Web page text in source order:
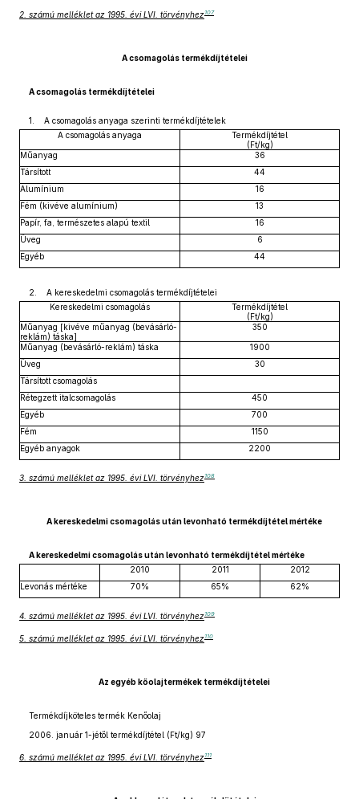
2. számú melléklet az 1995. évi LVI. törvényhez107
A csomagolás termékdíjtételei
A csomagolás termékdíjtételei
1. A csomagolás anyaga szerinti termékdíjtételek
A csomagolás anyaga
Termékdíjtétel
(Ft/kg)
Műanyag
36
Társított
44
Alumínium
16
Fém (kivéve alumínium)
13
Papír, fa, természetes alapú textil
16
Üveg
6
Egyéb
44
2. A kereskedelmi csomagolás termékdíjtételei
Kereskedelmi csomagolás
Termékdíjtétel
(Ft/kg)
Műanyag [kivéve műanyag (bevásárló-
reklám) táska]
350
Műanyag (bevásárló-reklám) táska
1900
Üveg
30
Társított csomagolás
Rétegzett italcsomagolás
450
Egyéb
700
Fém
1150
Egyéb anyagok
2200
3. számú melléklet az 1995. évi LVI. törvényhez108
A kereskedelmi csomagolás után levonható termékdíjtétel mértéke
A kereskedelmi csomagolás után levonható termékdíjtétel mértéke
2010
2011
2012
Levonás mértéke
70% 65% 62%
4. számú melléklet az 1995. évi LVI. törvényhez109
5. számú melléklet az 1995. évi LVI. törvényhez110
Az egyéb kőolajtermékek termékdíjtételei
Termékdíjköteles termék Kenőolaj
2006. január 1-jétől termékdíjtétel (Ft/kg) 97
6. számú melléklet az 1995. évi LVI. törvényhez111